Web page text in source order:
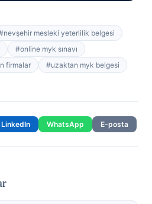
nevşehir mesleki yeterlilik belgesi
#online myk sınavı
firmalar #uzaktan myk belgesi
LinkedIn WhatsApp E-posta